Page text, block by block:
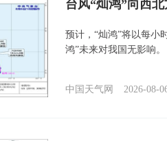
台风“灿鸿”向西
预计，“灿鸿”将以每小
鸿”未来对我国无影响。
中国天气网 2026-08-